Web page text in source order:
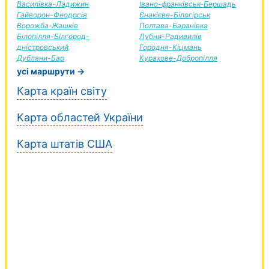
Василівка-Ладижин
Гайворон-Феодосія
Ворожба-Жашків
Білопілля-Білгород-
дністровський
Дубляни-Бар
Івано-франківськ-Бершадь
Єнакієве-Білогірськ
Полтава-Баранівка
Лубни-Радивилів
Городня-Кіцмань
Курахове-Добропілля
усі маршрути →
Карта країн світу
Карта областей України
Карта штатів США